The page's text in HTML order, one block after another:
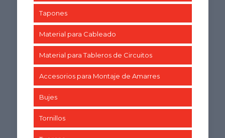
Tapones
Material para Cableado
Material para Tableros de Circuitos
Accesorios para Montaje de Amarres
Bujes
Tornillos